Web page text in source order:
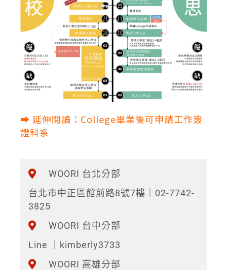
⮕ 延伸閱讀：College畢業後可申請工作簽
證科系
WOORI 台北分部
台北市中正區館前路8號7樓｜02-7742-
3825
WOORI 台中分部
Line ｜kimberly3733
WOORI 高雄分部